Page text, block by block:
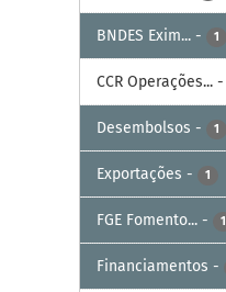
BNDES Exim... - 1
CCR Operações... -
Desembolsos - 1
Exportações - 1
FGE Fomento... - 1
Financiamentos -